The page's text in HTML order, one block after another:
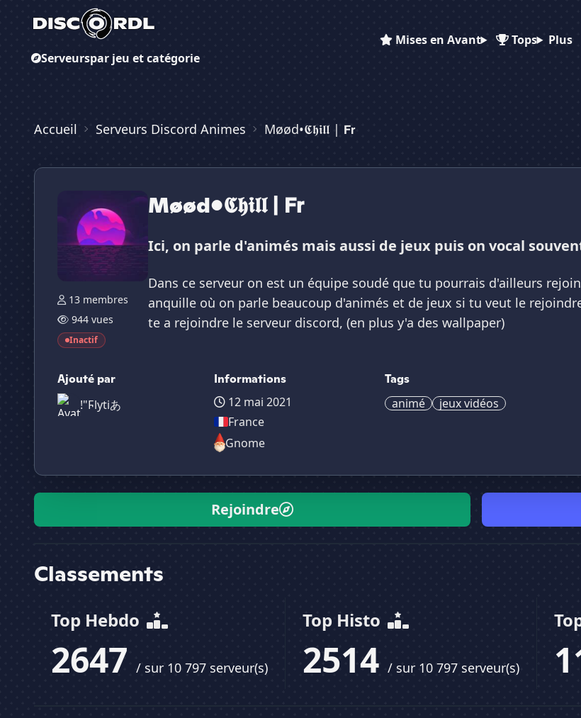
Serveurspar jeu et catégorie
Mises en Avant Tops Plus
Accueil Serveurs Discord Animes Møød•𝕮𝖍𝖎𝖑𝖑 | 𝗙𝗿
13 membres
944 vues
Inactif
Møød•𝕮𝖍𝖎𝖑𝖑 | 𝗙𝗿
Ici, on parle d'animés mais aussi de jeux puis on vocal
Dans ce serveur on est un équipe soudé que tu pourrais d'ailleurs
anquille où on parle beaucoup d'animés et de jeux si tu veut le
te a rejoindre le serveur discord, (en plus y'a des wallpaper)
Ajouté par
!"Ϝlytiあ
Informations
12 mai 2021
France
Gnome
Tags
animé jeux vidéos
Rejoindre
Classements
Top Hebdo
2647 / sur 10 797 serveur(s)
Top Histo
2514 / sur 10 797 serveur(s)